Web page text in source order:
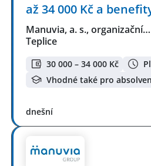
až 34 000 Kč a
Manuvia, a. s., organizační…
Teplice
30 000 – 34 000 Kč
Vhodné také pro
dnešní